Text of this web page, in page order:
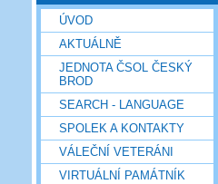
ÚVOD
AKTUÁLNĚ
JEDNOTA ČSOL ČESKÝ
BROD
SEARCH - LANGUAGE
SPOLEK A KONTAKTY
VÁLEČNÍ VETERÁNI
VIRTUÁLNÍ PAMÁTNÍK